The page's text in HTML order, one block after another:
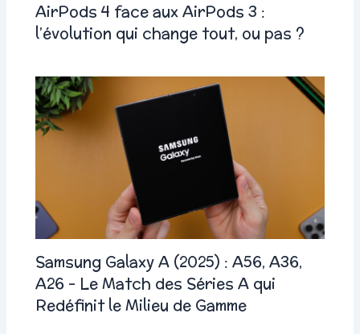
AirPods 4 face aux AirPods 3 :
l’évolution qui change tout, ou pas ?
Samsung Galaxy A (2025) : A56, A36,
A26 – Le Match des Séries A qui
Redéfinit le Milieu de Gamme